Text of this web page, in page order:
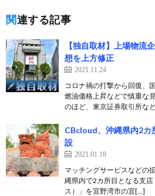
関連する記事
【独自取材】上場物流
想を上方修正
2021.11.24
コロナ禍の打撃から回復、
燃油価格上昇などで慎重な
のほど、東京証券取引所な
CBcloud、沖縄県内2カ
設
2021.01.18
マッチングサービスなどの
縄県内で2カ所目となる支
ス）」を宜野湾市の宜[…]